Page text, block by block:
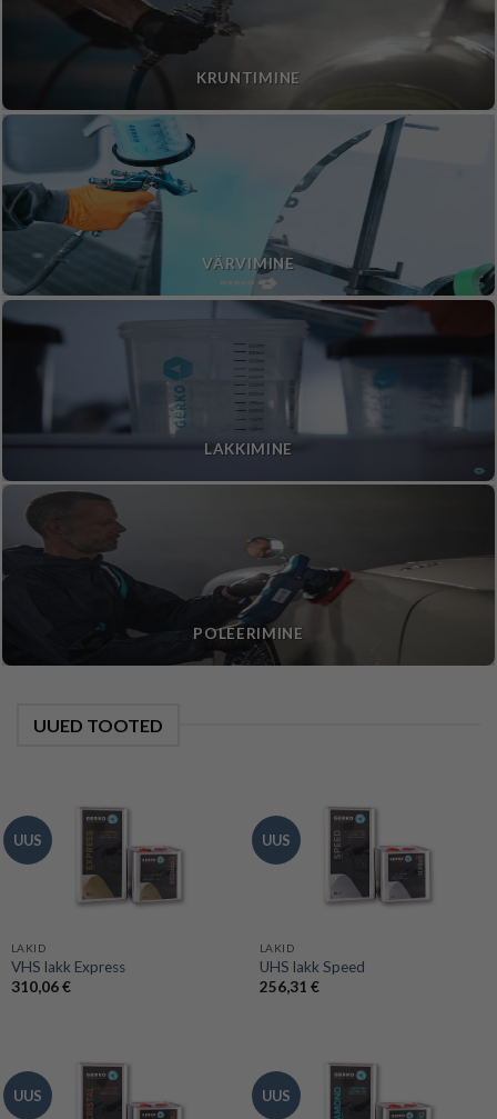
KRUNTIMINE
VÄRVIMINE
LAKKIMINE
POLEERIMINE
UUED TOOTED
UUS
LAKID
VHS lakk Express
310,06€
UUS
LAKID
UHS lakk Speed
256,31 €
UUS UUS